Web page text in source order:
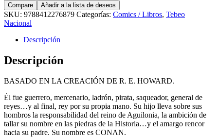
Compare Añadir a la lista de deseos
SKU: 9788412276879 Categorías: Comics / Libros, Tebeo
Nacional
Descripción
Descripción
BASADO EN LA CREACIÓN DE R. E. HOWARD.
Él fue guerrero, mercenario, ladrón, pirata, saqueador, general de
reyes…y al final, rey por su propia mano. Su hijo lleva sobre sus
hombros la responsabilidad del reino de Aguilonia, la ambición de
tallar su nombre en las piedras de la Historia…y el amargo rencor
hacia su padre. Su nombre es CONAN.